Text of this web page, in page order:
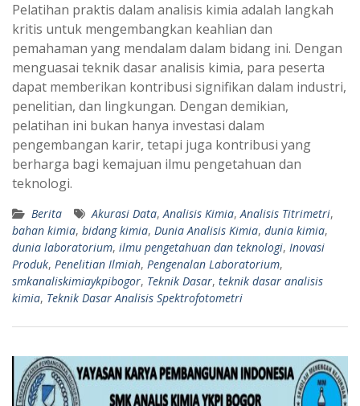
Pelatihan praktis dalam analisis kimia adalah langkah
kritis untuk mengembangkan keahlian dan
pemahaman yang mendalam dalam bidang ini. Dengan
menguasai teknik dasar analisis kimia, para peserta
dapat memberikan kontribusi signifikan dalam industri,
penelitian, dan lingkungan. Dengan demikian,
pelatihan ini bukan hanya investasi dalam
pengembangan karir, tetapi juga kontribusi yang
berharga bagi kemajuan ilmu pengetahuan dan
teknologi.
Berita Akurasi Data, Analisis Kimia, Analisis Titrimetri,
bahan kimia, bidang kimia, Dunia Analisis Kimia, dunia kimia,
dunia laboratorium, ilmu pengetahuan dan teknologi, Inovasi
Produk, Penelitian Ilmiah, Pengenalan Laboratorium,
smkanaliskimiaykpibogor, Teknik Dasar, teknik dasar analisis
kimia, Teknik Dasar Analisis Spektrofotometri